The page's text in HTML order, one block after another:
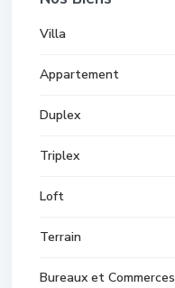
Villa
Appartement
Duplex
Triplex
Loft
Terrain
Bureaux et Commerces